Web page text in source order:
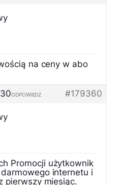
na ceny w abo
#179360
ODPOWIEDZ
Promocji użytkownik
internetu i
pierwszy miesiąc.